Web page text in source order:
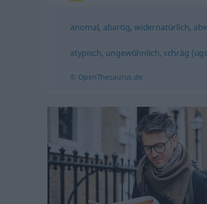
anomal, abartig, widernatürlich,
atypisch, ungewöhnlich, schräg
© OpenThesaurus.de